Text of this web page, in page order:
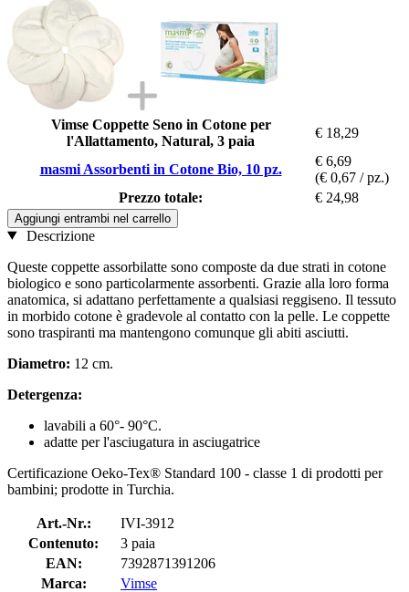
Vimse Coppette Seno in Cotone per
l'Allattamento, Natural, 3 paia
€ 18,29
masmi Assorbenti in Cotone Bio, 10 pz.
€ 6,69
(€ 0,67 / pz.)
Prezzo totale:
€ 24,98
Aggiungi entrambi nel carrello
Descrizione
Queste coppette assorbilatte sono composte da due strati in cotone
biologico e sono particolarmente assorbenti. Grazie alla loro forma
anatomica, si adattano perfettamente a qualsiasi reggiseno. Il tessuto
in morbido cotone è gradevole al contatto con la pelle. Le coppette
sono traspiranti ma mantengono comunque gli abiti asciutti.
Diametro: 12 cm.
Detergenza:
lavabili a 60°- 90°C.
adatte per l'asciugatura in asciugatrice
Certificazione Oeko-Tex® Standard 100 - classe 1 di prodotti per
bambini; prodotte in Turchia.
Art.-Nr.:
IVI-3912
Contenuto:
3 paia
EAN:
7392871391206
Marca:
Vimse